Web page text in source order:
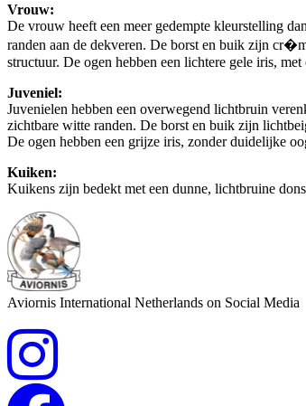
Vrouw:
De vrouw heeft een meer gedempte kleurstelling
randen aan de dekveren. De borst en buik zijn
structuur. De ogen hebben een lichtere gele iris,
Juveniel:
Juvenielen hebben een overwegend lichtbruin
zichtbare witte randen. De borst en buik zijn
De ogen hebben een grijze iris, zonder duidelijke
Kuiken:
Kuikens zijn bedekt met een dunne, lichtbruine
Aviornis International Netherlands on Social Media